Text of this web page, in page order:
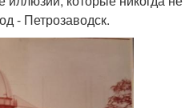
- Петрозаводск.